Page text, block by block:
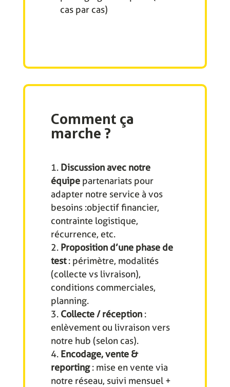
cas par cas)
Comment ça
marche ?
Discussion avec notre
équipepartenariats pour
adapter notre service à vos
besoins :objectif financier,
contrainte logistique,
récurrence, etc.
Proposition d’une phase de
test: périmètre, modalités
(collecte vs livraison),
conditions commerciales,
planning.
Collecte / réception:
enlèvement ou livraison vers
notre hub (selon cas).
Encodage, vente &
reporting: mise en vente via
notre réseau, suivi mensuel +